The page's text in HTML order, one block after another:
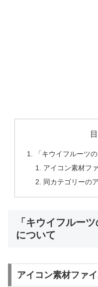
「キウイフルーツ
アイコン素材フ
同カテゴリーの
「キウイフルー
について
アイコン素材ファ